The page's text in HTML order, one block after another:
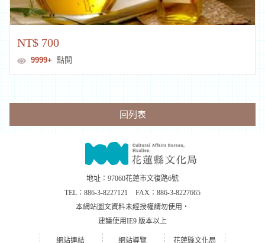
NT$ 700
9999+ 點閱
回列表
地址：97060花蓮市文復路6號
TEL： 886-3-8227121 FAX： 886-3-8227665
本網站圖文資料未經授權請勿使用‧
建議使用IE9 版本以上
網站連結 網站導覽 花蓮縣文化局